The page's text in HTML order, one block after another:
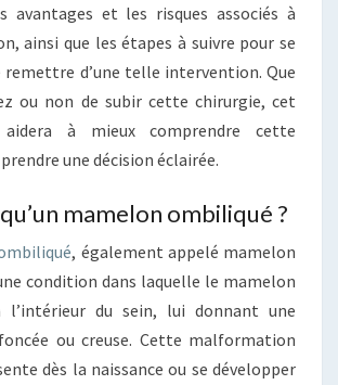
avantages et les risques associés à
ainsi que les étapes à suivre pour se
remettre d’une telle intervention. Que
ou non de subir cette chirurgie, cet
à mieux comprendre cette
une décision éclairée.
mamelon ombiliqué ?
, également appelé mamelon
condition dans laquelle le mamelon
du sein, lui donnant une
ou creuse. Cette malformation
dès la naissance ou se développer